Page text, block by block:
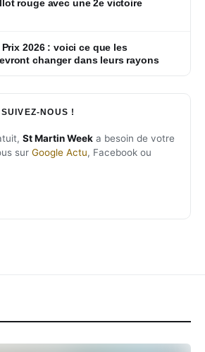
rouge avec une 2e victoire
2026 : voici ce que les
changer dans leurs rayons
NOUS !
St Martin Week a besoin de votre
sur Google Actu, Facebook ou